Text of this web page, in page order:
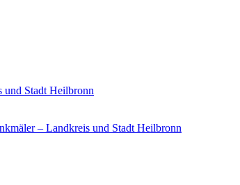
und Stadt Heilbronn
– Landkreis und Stadt Heilbronn